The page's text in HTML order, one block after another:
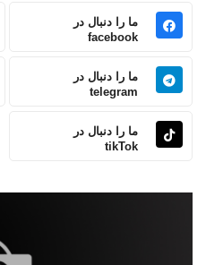
ما را دنبال در
facebook
ما را دنبال در
telegram
ما را دنبال در
tikTok